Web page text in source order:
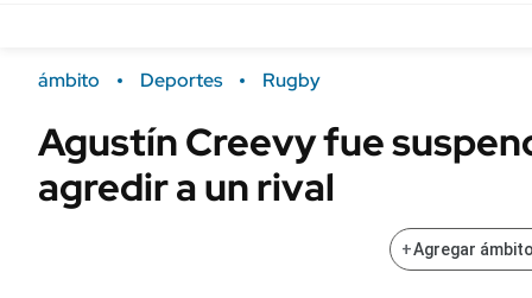
Campo
FINANZAS
Sustentabilidad
Seguros
POLÍTICA
ámbito Deportes Rugby
Agustín Creevy fue
agredir a un rival
+Agregar